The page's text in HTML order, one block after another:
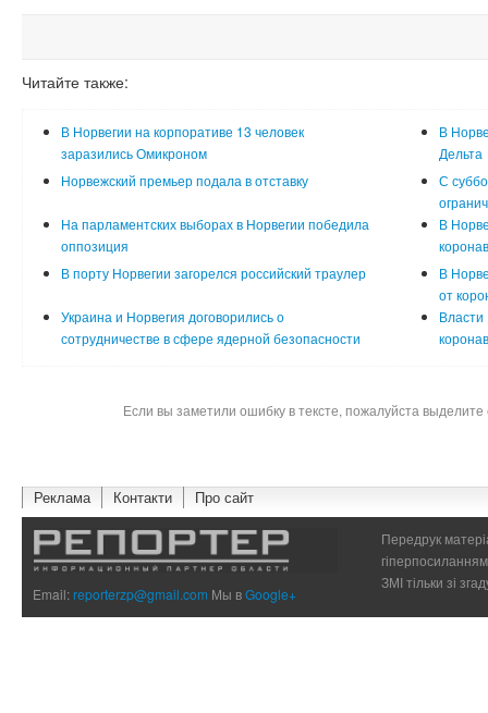
Читайте также:
В Норвегии на корпоративе 13 человек
заразились Омикроном
В
Дельта
Норвежский премьер подала в отставку
С
На парламентских выборах в Норвегии победила
оппозиция
В
В порту Норвегии загорелся российский траулер
В
от
Украина и Норвегия договорились о
сотрудничестве в сфере ядерной безопасности
Власти
Если вы заметили ошибку в тексте, пожалуйста
Реклама Контакти Про сайт
Email:reporterzp@gmail.com Мы вGoogle+
Передрук
ЗМІ тільки зі